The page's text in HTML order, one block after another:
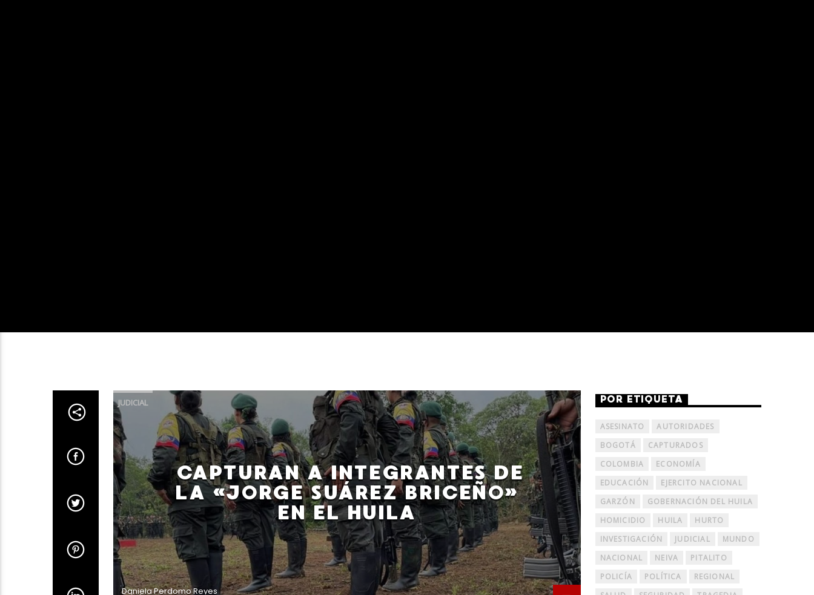
JUDICIAL
CAPTURAN A INTEGRANTES DE
LA «JORGE SUÁREZ BRICEÑO»
EN EL HUILA
Daniela Perdomo Reyes
POR ETIQUETA
ASESINATO
AUTORIDADES
BOGOTÁ
CAPTURADOS
COLOMBIA
ECONOMÍA
EDUCACIÓN
EJERCITO NACIONAL
GARZÓN
GOBERNACIÓN DEL HUILA
HOMICIDIO
HUILA
HURTO
INVESTIGACIÓN
JUDICIAL
MUNDO
NACIONAL
NEIVA
PITALITO
POLICÍA
POLÍTICA
REGIONAL